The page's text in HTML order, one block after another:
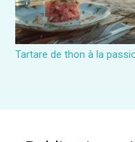
Tartare de thon à la